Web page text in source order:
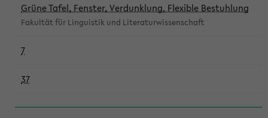
Grüne Tafel, Fenster, Verdunklung, Flexible Bestuhlung
Fakultät für Linguistik und Literaturwissenschaft
7
37